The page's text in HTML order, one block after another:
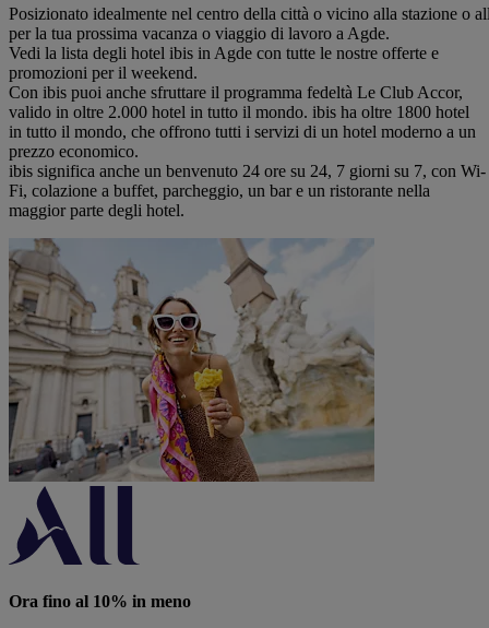
Posizionato idealmente nel centro della città o vicino alla stazione o
per la tua prossima vacanza o viaggio di lavoro a Agde.
Vedi la lista degli hotel ibis in Agde con tutte le nostre offerte e
promozioni per il weekend.
Con ibis puoi anche sfruttare il programma fedeltà Le Club Accor,
valido in oltre 2.000 hotel in tutto il mondo. ibis ha oltre 1800 hotel
in tutto il mondo, che offrono tutti i servizi di un hotel moderno a un
prezzo economico.
ibis significa anche un benvenuto 24 ore su 24, 7 giorni su 7, con Wi-
Fi, colazione a buffet, parcheggio, un bar e un ristorante nella
maggior parte degli hotel.
Ora fino al 10% in meno